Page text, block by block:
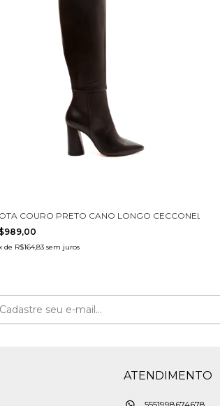
6
COURO PRETO CANO LONGO CECCONELLO
de R$164,83 sem juros
ATENDIMENTO